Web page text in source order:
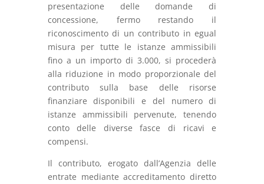
presentazione delle domande di
concessione, fermo restando il
riconoscimento di un contributo in egual
misura per tutte le istanze ammissibili
fino a un importo di 3.000, si procederà
alla riduzione in modo proporzionale del
contributo sulla base delle risorse
finanziare disponibili e del numero di
istanze ammissibili pervenute, tenendo
conto delle diverse fasce di ricavi e
compensi.
Il contributo, erogato dall’Agenzia delle
entrate mediante accreditamento diretto